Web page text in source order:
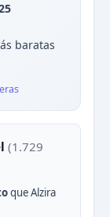
baratas
(1.729
que Alzira